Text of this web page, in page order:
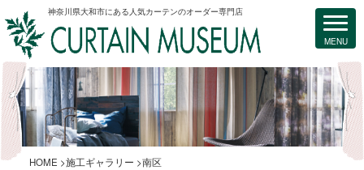
神奈川県大和市にある人気カーテンのオーダー専門店
HOME 施工ギャラリー 南区